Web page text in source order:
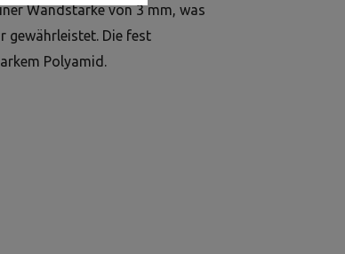
Wandstärke von 3 mm, was
gewährleistet. Die fest
Polyamid.